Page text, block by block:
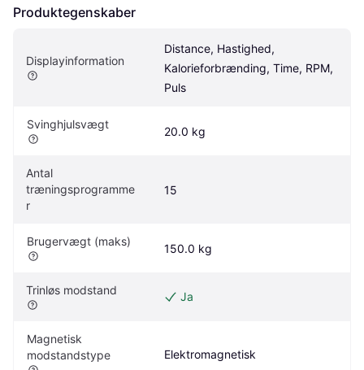
Produktegenskaber
Displayinformation
Distance, Hastighed,
Kalorieforbrænding, Time, RPM,
Puls
Svinghjulsvægt
20.0 kg
Antal
træningsprogramme
r
15
Brugervægt (maks)
150.0 kg
Trinløs modstand Ja
Magnetisk
modstandstype
Elektromagnetisk